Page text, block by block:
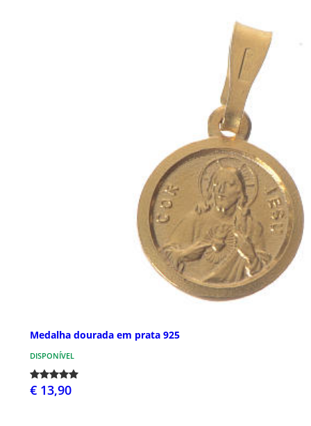
Medalha dourada em prata 925
DISPONÍVEL
€ 13,90